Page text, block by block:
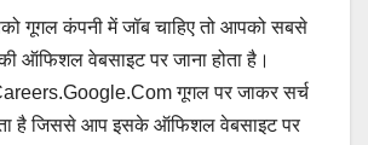
गूगल कंपनी में जॉब चाहिए तो आपको सबसे
ऑफिशल वेबसाइट पर जाना होता है।
गूगल पर जाकर सर्च
है जिससे आप इसके ऑफिशल वेबसाइट पर